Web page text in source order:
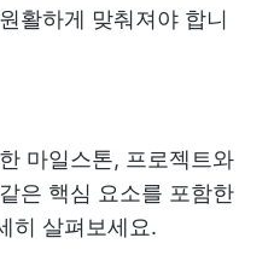
활하게 맞춰져야 합니
마일스톤, 프로젝트와
은 핵심 요소를 포함한
히 살펴보세요.